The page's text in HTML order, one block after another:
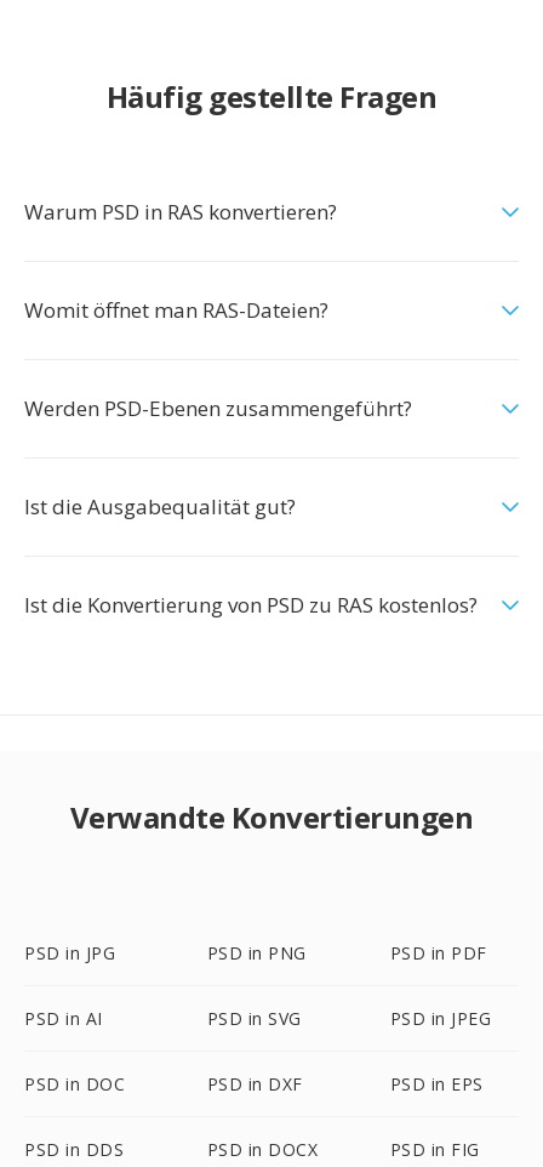
Häufig gestellte Fragen
Warum PSD in RAS konvertieren?
Womit öffnet man RAS-Dateien?
Werden PSD-Ebenen zusammengeführt?
Ist die Ausgabequalität gut?
Ist die Konvertierung von PSD zu RAS kostenlos?
Verwandte Konvertierungen
PSD in JPG PSD in PNG PSD in PDF
PSD in AI PSD in SVG PSD in JPEG
PSD in DOC PSD in DXF PSD in EPS
PSD in DDS PSD in DOCX PSD in FIG